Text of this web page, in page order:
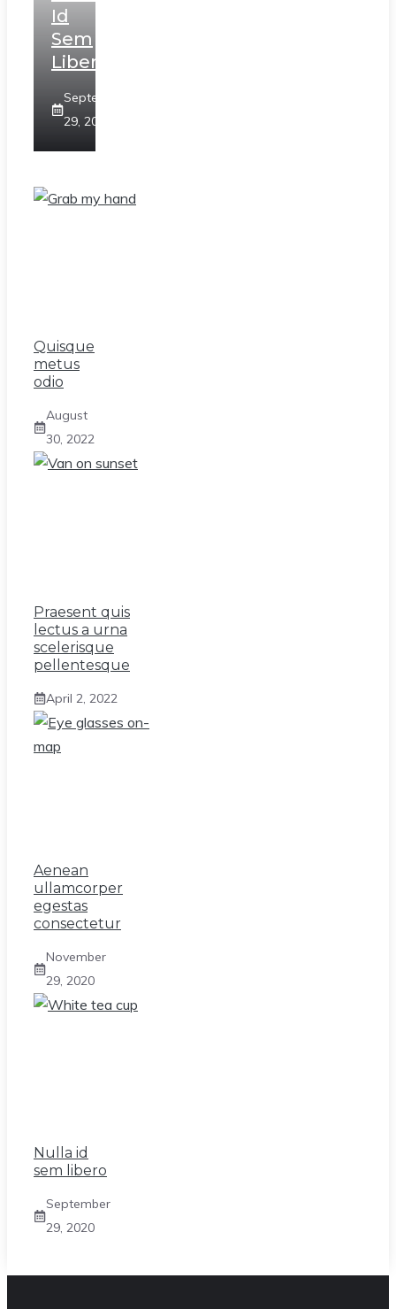
Id
Sem
Libero
September
29, 2020
Quisque
metus
odio
August
30, 2022
Praesent quis
lectus a urna
scelerisque
pellentesque
April 2, 2022
Aenean
ullamcorper
egestas
consectetur
November
29, 2020
Nulla id
sem libero
September
29, 2020